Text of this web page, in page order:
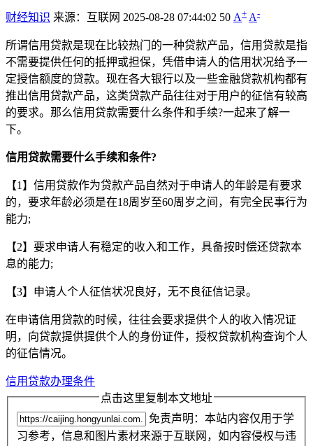
财经知识 来源：互联网 2025-08-28 07:44:02 50 A+ A-
所谓信用贷款是现在比较热门的一种贷款产品，信用贷款是指
不需要提供任何的抵押或担保，凭借申请人的信用状况给予一
定授信额度的贷款。现在各大银行以及一些金融贷款机构都有
推出信用贷款产品，这类贷款产品往往对于用户的征信有较高
的要求。那么信用贷款需要什么条件和手续?一起来了解一
下。
信用贷款需要什么手续和条件?
【1】信用贷款作为贷款产品自然对于申请人的年龄是有要求
的，要求年龄必须是在18周岁至60周岁之间，有完全民事行为
能力;
【2】要求申请人有稳定的收入和工作，具备按时偿还贷款本
息的能力;
【3】申请人个人征信状况良好，无不良征信记录。
在申请信用贷款的时候，往往会要求提供个人的收入情况证
明，向贷款提供提供个人的身份证件，授权贷款机构查询个人
的征信情况。
信用贷款办理条件
点击这里复制本文地址
免责声明：本站内容仅用于学
习参考，信息和图片素材来源于互联网，如内容侵权与违